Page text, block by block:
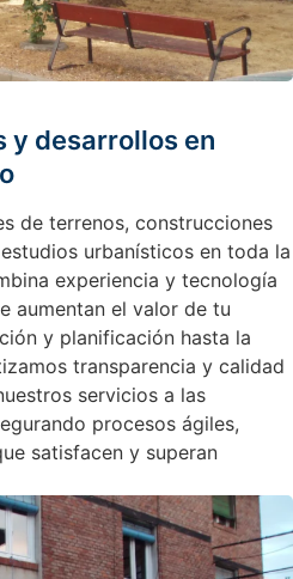
y desarrollos en
de terrenos, construcciones
urbanísticos en toda la
experiencia y tecnología
aumentan el valor de tu
y planificación hasta la
transparencia y calidad
servicios a las
procesos ágiles,
satisfacen y superan